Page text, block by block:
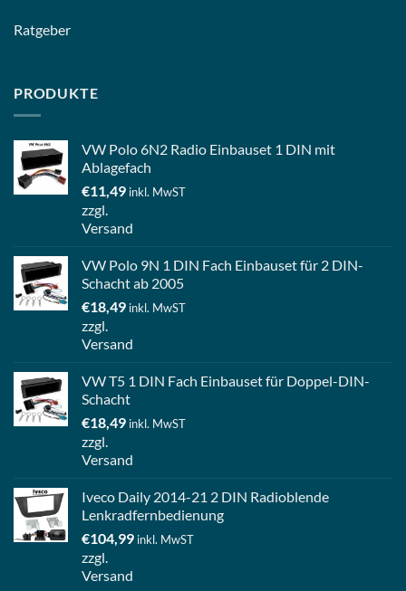
Ratgeber
PRODUKTE
VW Polo 6N2 Radio Einbauset 1 DIN mit
Ablagefach
€11,49 inkl. MwST
zzgl.
Versand
VW Polo 9N 1 DIN Fach Einbauset für 2 DIN-
Schacht ab 2005
€18,49 inkl. MwST
zzgl.
Versand
VW T5 1 DIN Fach Einbauset für Doppel-DIN-
Schacht
€18,49 inkl. MwST
zzgl.
Versand
Iveco Daily 2014-21 2 DIN Radioblende
Lenkradfernbedienung
€104,99 inkl. MwST
zzgl.
Versand